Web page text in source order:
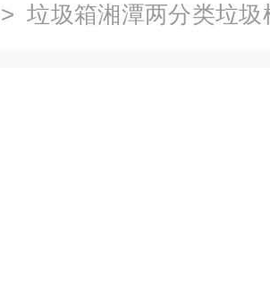
> 垃圾箱湘潭两分类垃